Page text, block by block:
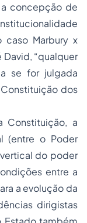
concepção de
caso Marbury x
“qualquer
se for julgada
dos
Constituição, a
(entre o Poder
do poder
entre a
a evolução da
dirigistas